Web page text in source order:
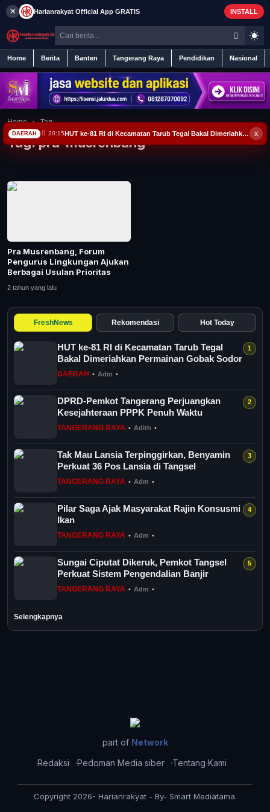
× Harianrakyat Official App GRATIS INSTALL
Home Berita Banten Tangerang Raya Pendidikan Nasional
Home
Berita
Iklan
Banten
Tangerang Raya
Pendidikan
Daerah
Bogor Raya
Home › Tag
Tag:pra-musrenbang
Pra Musrenbang, Forum
Pengurus Lingkungan Ajukan
Berbagai Usulan Prioritas
2 tahun yang lalu
FreshNews Rekomendasi Hot Today
HUT ke-81 RI di Kecamatan Tarub Tegal
Bakal Dimeriahkan Permainan Gobak Sodor
DAERAH • Adm •
DPRD-Pemkot Tangerang Perjuangkan
Kesejahteraan PPPK Penuh Waktu
TANGERANG RAYA • Adith •
Tak Mau Lansia Terpinggirkan, Benyamin
Perkuat 36 Pos Lansia di Tangsel
TANGERANG RAYA • Adm •
Pilar Saga Ajak Masyarakat Rajin Konsusmi
Ikan
TANGERANG RAYA • Adm •
Sungai Ciputat Dikeruk, Pemkot Tangsel
Perkuat Sistem Pengendalian Banjir
TANGERANG RAYA • Adm •
Selengkapnya
part of Network
Redaksi
Pedoman Media siber Tentang Kami
Copyright 2026- Harianrakyat - By- Smart Mediatama.
x
DAERAH 20:15 HUT ke-81 RI di Kecamatan Tarub Tegal Bakal Dimeriahkan Permainan Gobak Sodor